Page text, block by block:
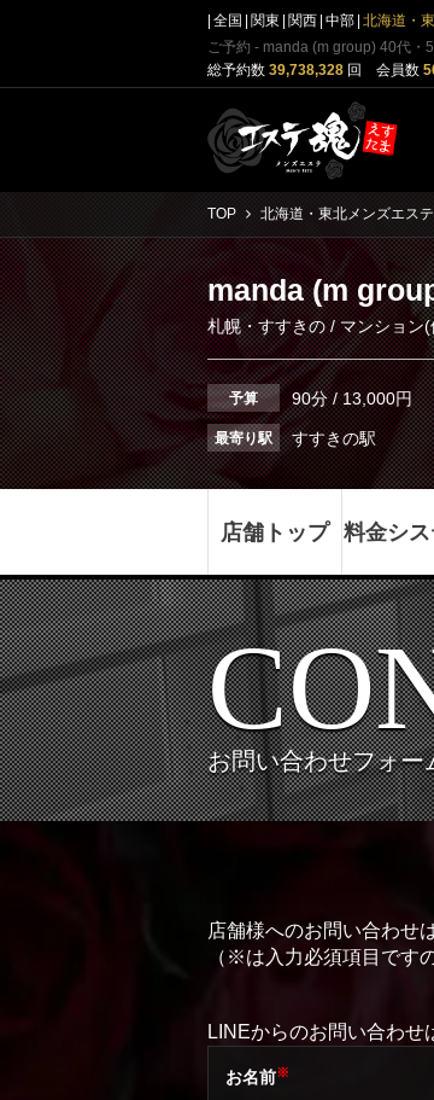
全国 関東 関西 中部 北海道・
ご予約 - manda (m group) 40代・
総予約数 39,738,328 回 会員数
TOP 北海道・東北メンズエス
manda (m
札幌・すすきの/マンション
予算 90分 / 13,000円
最寄り駅 すすきの駅
店舗トップ 料金シ
お問い合わせフォー
店舗様へのお問い合わせ
（※は入力必須項目です
LINEからのお問い合わせ
お名前※